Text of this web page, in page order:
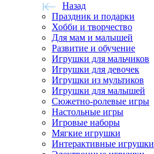
Назад
Праздник и подарки
Хобби и творчество
Для мам и малышей
Развитие и обучение
Игрушки для мальчиков
Игрушки для девочек
Игрушки из мультиков
Игрушки для малышей
Сюжетно-ролевые игры
Настольные игры
Игровые наборы
Мягкие игрушки
Интерактивные игрушки